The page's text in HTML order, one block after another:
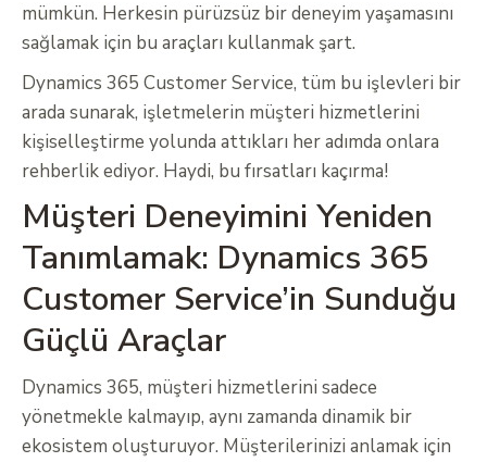
mümkün. Herkesin pürüzsüz bir deneyim yaşamasını
sağlamak için bu araçları kullanmak şart.
Dynamics 365 Customer Service, tüm bu işlevleri bir
arada sunarak, işletmelerin müşteri hizmetlerini
kişiselleştirme yolunda attıkları her adımda onlara
rehberlik ediyor. Haydi, bu fırsatları kaçırma!
Müşteri Deneyimini Yeniden
Tanımlamak: Dynamics 365
Customer Service’in Sunduğu
Güçlü Araçlar
Dynamics 365, müşteri hizmetlerini sadece
yönetmekle kalmayıp, aynı zamanda dinamik bir
ekosistem oluşturuyor. Müşterilerinizi anlamak için